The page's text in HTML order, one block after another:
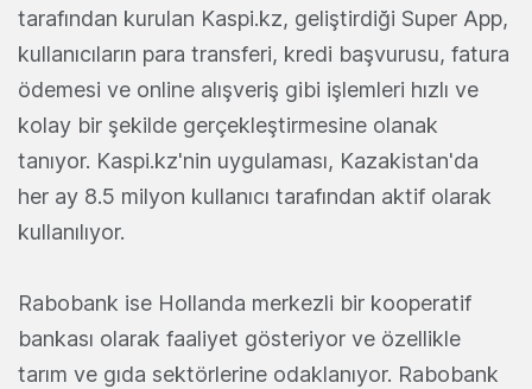
tarafından kurulan Kaspi.kz, geliştirdiği Super App,
kullanıcıların para transferi, kredi başvurusu, fatura
ödemesi ve online alışveriş gibi işlemleri hızlı ve
kolay bir şekilde gerçekleştirmesine olanak
tanıyor. Kaspi.kz'nin uygulaması, Kazakistan'da
her ay 8.5 milyon kullanıcı tarafından aktif olarak
kullanılıyor.
Rabobank ise Hollanda merkezli bir kooperatif
bankası olarak faaliyet gösteriyor ve özellikle
tarım ve gıda sektörlerine odaklanıyor. Rabobank